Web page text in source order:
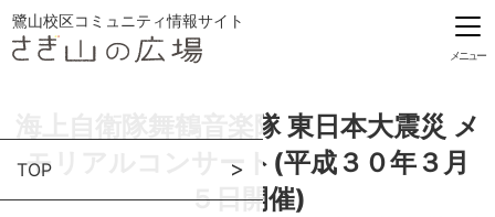
鷺山校区コミュニティ情報サイト
メニュー
TOP
海上自衛隊舞鶴音楽隊 東日本大震災 メ
モリアルコンサート(平成３０年３月
５日開催)